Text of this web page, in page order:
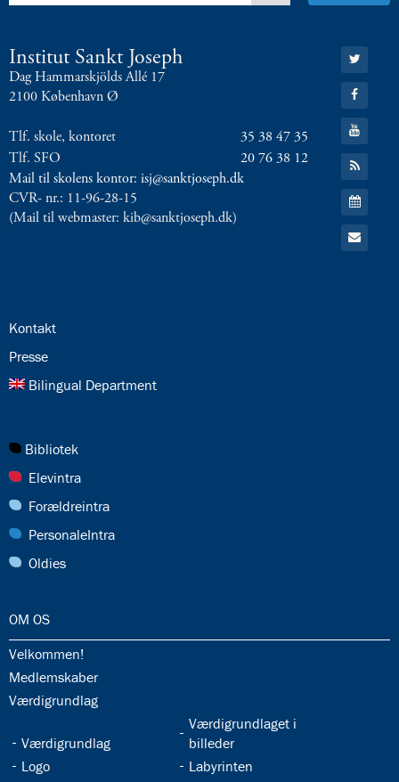
8.0:
Presse
Department
Næste
indlæg:
til
vores
Bilingual
DepartmentForrige
indlæg:
Institut Sankt Joseph
Dag Hammarskjölds Allé 17
2100 København Ø
Tlf. skole, kontoret
35 38 47 35
Tlf. SFO
20 76 38 12
Mail til skolens kontor: isj@sanktjoseph.dk
CVR- nr.: 11-96-28-15
(Mail til webmaster: kib@sanktjoseph.dk)
Gå
til:
Twitter
Gå
til:
Facebook
Gå
til:
YouTube
Gå
til:
RSS
feed
Gå
til:
Kalender
Gå
til:
24.0:
Kontakt
25.0:
Presse
26.0:
Bilingual Department
27.0:
Bibliotek
28.0:
Elevintra
29.0:
Forældreintra
30.0:
PersonaleIntra
31.0:
Oldies
32.0:
OM OS
32.1:
Velkommen!
32.2:
Medlemskaber
32.3:
Værdigrundlag
32.4:
Værdigrundlag
32.5:
Værdigrundlaget i
billeder
32.6:
Logo 32.7:
Labyrinten